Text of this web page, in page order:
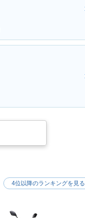
4位以降のランキングを見る